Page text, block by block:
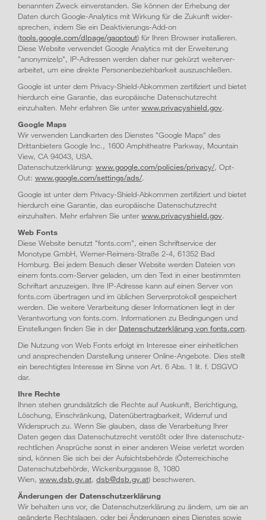
benannten Zweck einver­standen. Sie können der Erhebung der
Daten durch Google-Analytics mit Wirkung für die Zukunft wider­
sprechen, indem Sie ein Deaktivierungs-Add-on
(tools.google.com/dlpage/gaoptout) für Ihren Browser installieren.
Diese Website verwendet Google Analytics mit der Erweiterung
"anonymizeIp", IP-Adressen werden daher nur gekürzt weiter­ver­
arbeitet, um eine direkte Personen­bezieh­bar­keit auszu­schließen.
Google ist unter dem Privacy-Shield-Abkommen zertifiziert und bietet
hierdurch eine Garantie, das europäische Datenschutzrecht
einzuhalten. Mehr erfahren Sie unter www.privacyshield.gov.
Google Maps
Wir verwenden Landkarten des Dienstes "Google Maps" des
Drittanbieters Google Inc., 1600 Amphitheatre Parkway, Mountain
View, CA 94043, USA.
Datenschutzerklärung: www.google.com/policies/privacy/, Opt-
Out: www.google.com/settings/ads/.
Google ist unter dem Privacy-Shield-Abkommen zertifiziert und bietet
hierdurch eine Garantie, das europäische Datenschutzrecht
einzuhalten. Mehr erfahren Sie unter www.privacyshield.gov.
Web Fonts
Diese Website benutzt "fonts.com", einen Schriftservice der
Monotype GmbH, Werner-Reimers-Straße 2-4, 61352 Bad
Homburg. Bei jedem Besuch dieser Website werden Dateien von
einem fonts.com-Server geladen, um den Text in einer bestimmten
Schriftart anzuzeigen. Ihre IP-Adresse kann auf einen Server von
fonts.com übertragen und im üblichen Serverprotokoll gespeichert
werden. Die weitere Verarbeitung dieser Informationen liegt in der
Verantwortung von fonts.com. Informationen zu Bedingungen und
Einstellungen finden Sie in der Datenschutzerklärung von fonts.com.
Die Nutzung von Web Fonts erfolgt im Interesse einer einheitlichen
und ansprechenden Darstellung unserer Online-Angebote. Dies stellt
ein berechtigtes Interesse im Sinne von Art. 6 Abs. 1 lit. f. DSGVO
dar.
Ihre Rechte
Ihnen stehen grundsätzlich die Rechte auf Auskunft, Berichtigung,
Löschung, Einschränkung, Daten­übertrag­barkeit, Widerruf und
Widerspruch zu. Wenn Sie glauben, dass die Verarbeitung Ihrer
Daten gegen das Daten­­schutz­recht verstößt oder Ihre datenschutz­­
rechtlichen Ansprüche sonst in einer anderen Weise verletzt worden
sind, können Sie sich bei der Aufsichts­behörde (Österreichische
Daten­schutz­behörde, Wicken­burg­gasse 8, 1080
Wien, www.dsb.gv.at, dsb@dsb.gv.at) beschweren.
Änderungen der Datenschutzerklärung
Wir behalten uns vor, die Datenschutz­erklärung zu ändern, um sie an
geänderte Rechtslagen, oder bei Änderungen eines Dienstes sowie